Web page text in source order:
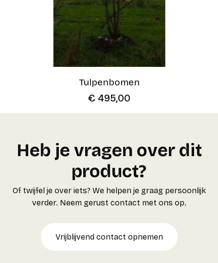
Tulpenbomen
€ 495,00
Heb je vragen over dit
product?
Of twijfel je over iets? We helpen je graag persoonlijk
verder. Neem gerust contact met ons op.
Vrijblijvend contact opnemen